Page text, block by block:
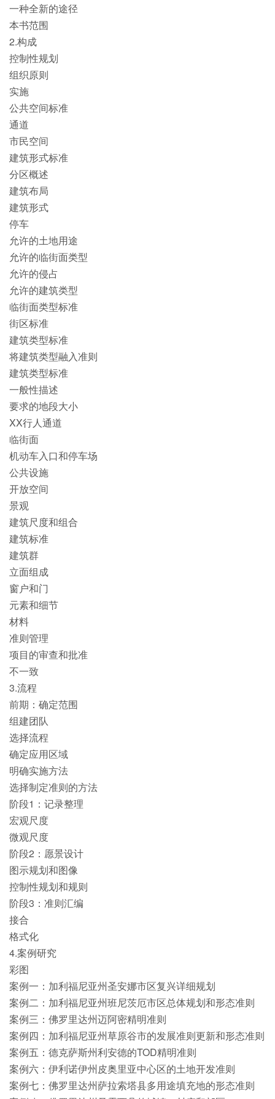
一种全新的途径
本书范围
2.构成
控制性规划
组织原则
实施
公共空间标准
通道
市民空间
建筑形式标准
分区概述
建筑布局
建筑形式
停车
允许的土地用途
允许的临街面类型
允许的侵占
允许的建筑类型
临街面类型标准
街区标准
建筑类型标准
将建筑类型融入准则
建筑类型标准
一般性描述
要求的地段大小
XX行人通道
临街面
机动车入口和停车场
公共设施
开放空间
景观
建筑尺度和组合
建筑标准
建筑群
立面组成
窗户和门
元素和细节
材料
准则管理
项目的审查和批准
不一致
3.流程
前期：确定范围
组建团队
选择流程
确定应用区域
明确实施方法
选择制定准则的方法
阶段1：记录整理
宏观尺度
微观尺度
阶段2：愿景设计
图示规划和图像
控制性规划和规则
阶段3：准则汇编
接合
格式化
4.案例研究
彩图
案例一：加利福尼亚州圣安娜市区复兴详细规划
案例二：加利福尼亚州班尼茨厄市区总体规划和形态准则
案例三：佛罗里达州迈阿密精明准则
案例四：加利福尼亚州草原谷市的发展准则更新和形态准则
案例五：德克萨斯州利安德的TOD精明准则
案例六：伊利诺伊州皮奥里亚中心区的土地开发准则
案例七：佛罗里达州萨拉索塔县多用途填充地的形态准则